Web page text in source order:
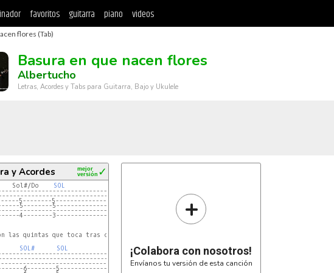
favoritos guitarra piano videos
flores (Tab)
Basura en que nacen flores
Albertucho
Letras, Acordes y Tabs para Guitarra, Bajo y Ukulele
y Acordes ✓
mejor
versión
Sol#/Do
SOL
|
|
5--------5------------------------------------|
5--------5------------------------------------|
|
4--------3------------------------------------|
las quintas que toca tras cada verso (cuando gritan)
SOL# SOL
|
|
|
6--------5-----------------------------------|
+
¡Colabora con nosotros!
Envíanos tu versión de esta canción